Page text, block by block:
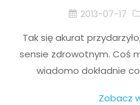
2013-07-17
Tak się akurat
sensie zdrowotnym. Coś
wiadomo dokładnie
Zobacz